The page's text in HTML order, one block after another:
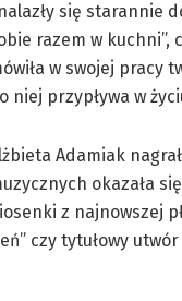
się starannie
razem w kuchni”,
w swojej pracy
niej przypływa w
Adamiak
okazała
z najnowszej
czy tytułowy